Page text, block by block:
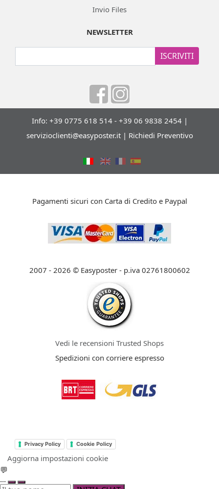
Invio Files
NEWSLETTER
ISCRIVITI
Info: +39 0775 618 514 - +39 06 9838 2454 |
servizioclienti@easyposter.it| Richiedi Preventivo
Pagamenti sicuri con Carta di Credito e Paypal
2007 - 2026 © Easyposter - p.iva 02761800602
Vedi le recensioni Trusted Shops
Spedizioni con corriere espresso
Privacy Policy Cookie Policy
Aggiorna impostazioni cookie
💬
...